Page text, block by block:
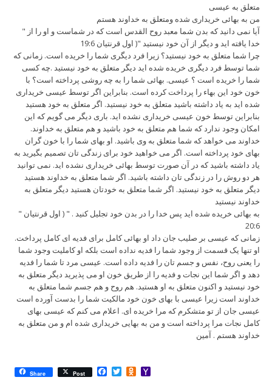
متعلق به عیسی
من به بهائی خریداری شده ومتعلق به خداوند هستم
" آیا نمی دانید که بدن شما معبد روح القدس است که در شماست و او را از
خدا یافته اید و دیگر از آن خود نیستید "( اول قرنتیان 19:6
چرا شما متعلق به خود نیستید؟ زیرا فرد دیگری شما را خریده است. زمانی که
شما توسط فرد دیگری خریده شده اید دیگر متعلق به خود نیستید .چه کسی
شما را خریده است ؟ عیسی. بهائی شما را به چه روشی پرداخته است؟ با
خون خود این بهاء را پرداخت کرده است. بنابراین اگر توسط عیسی خریداری
شده اید به یاد داشته باشید متعلق به خود نیستید. اگر متعلق به خود هستید
بنابراین توسط خون عیسی خریداری نشده اید. باری دیگر می گویم که این
امکان وجود ندارد که شما هم متعلق به خود باشید و هم متعلق به خداوند.
خداوند می خواهد که شما متعلق به وی باشید. او بهای شما را با خون گران
بهای خود پرداخته است. اگر می خواهید خود برای زندگی تان تصمیم بگیرید به
یاد داشته باشید که در آن صورت توسط بهائی خریداری نشده اید. نمی توانید
هر دو روش را در زندگی تان داشته باشید. اگر شما متعلق به خداوند هستید
دیگر متعلق به خود نیستید. اگر شما متعلق به خودتان هستید دیگر متعلق به
خداوند نیستید
" به بهائی خریده شده اید پس خدا را در بدن خود تجلیل کنید . " ( اول قرنتیان
20:6
زمانی که عیسی بر صلیب جان داد او بهائی کامل برای فدیه ای کامل پرداخت.
او تنها یک قسمت از وجود شما را فدیه نداده است بلکه او کاملیت وجود شما
را یعنی روح، نفس و جسم تان را فدیه داده است. عیسی مرد تا شما را فدیه
دهد و اگر شما این نجات و فدیه را از طریق خون او می پذیرید دیگر متعلق به
خود نیستید و اکنون متعلق به او هستید. هم روح و هم جسم شما متعلق به
خداوند است زیرا عیسی با بهای خون خود مالکیت شما را بدست آورده است
عیسی جان از تو متشکرم که مرا خریده ای. اعلام می کنم که عیسی بهای
کامل نجات مرا پرداخته است و من به بهایی خریداری شده ام و من متعلق به
خداوند هستم . آمین
Share Post Facebook
TwitterOdnoklassniki